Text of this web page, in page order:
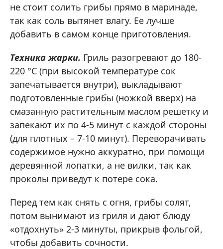
не стоит солить грибы прямо в маринаде,
так как соль вытянет влагу. Ее лучше
добавить в самом конце приготовления.
Техника жарки. Гриль разогревают до 180-
220 °C (при высокой температуре сок
запечатывается внутри), выкладывают
подготовленные грибы (ножкой вверх) на
смазанную растительным маслом решетку и
запекают их по 4-5 минут с каждой стороны
(для плотных – 7-10 минут). Переворачивать
содержимое нужно аккуратно, при помощи
деревянной лопатки, а не вилки, так как
проколы приведут к потере сока.
Перед тем как снять с огня, грибы солят,
потом вынимают из гриля и дают блюду
«отдохнуть» 2-3 минуты, прикрыв фольгой,
чтобы добавить сочности.